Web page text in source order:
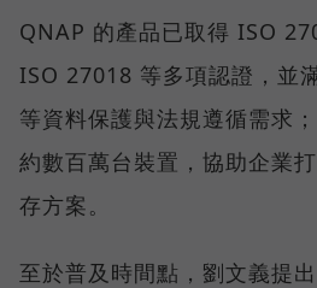
QNAP 的產品已取得 ISO
ISO 27018 等多項認證，並
等資料保護與法規遵循需求
約數百萬台裝置，協助企業
存方案。
至於普及時間點，劉文義提